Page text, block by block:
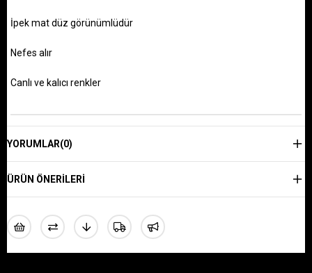
İpek mat düz görünümlüdür
Nefes alır
Canlı ve kalıcı renkler
YORUMLAR(0)
ÜRÜN ÖNERILERI